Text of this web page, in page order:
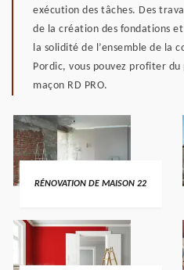
exécution des tâches. Des
de la création des fondations
la solidité de l’ensemble de la
Pordic, vous pouvez profiter
maçon RD PRO.
RÉNOVATION DE MAISON 22